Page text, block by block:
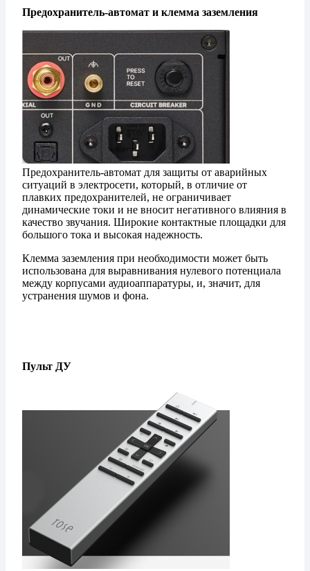
Предохранитель-автомат и клемма заземления
Предохранитель-автомат для защиты от аварийных
ситуаций в электросети, который, в отличие от
плавких предохранителей, не ограничивает
динамические токи и не вносит негативного влияния в
качество звучания. Широкие контактные площадки для
большого тока и высокая надежность.
Клемма заземления при необходимости может быть
использована для выравнивания нулевого потенциала
между корпусами аудиоаппаратуры, и, значит, для
устранения шумов и фона.
Пульт ДУ